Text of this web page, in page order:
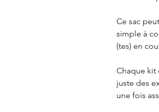
Ce sac
simple à
(tes) en
Chaque kit
juste des
une fois